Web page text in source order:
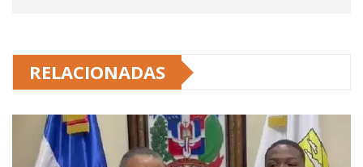
RELACIONADAS